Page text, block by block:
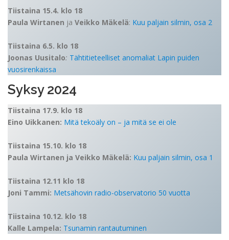
Tiistaina 15.4. klo 18
Paula Wirtanen ja Veikko Mäkelä: Kuu paljain silmin, osa 2
Tiistaina 6.5. klo 18
Joonas Uusitalo: Tähtitieteelliset anomaliat Lapin puiden
vuosirenkaissa
Syksy 2024
Tiistaina 17.9. klo 18
Eino Uikkanen: Mitä tekoäly on – ja mitä se ei ole
Tiistaina 15.10. klo 18
Paula Wirtanen ja Veikko Mäkelä: Kuu paljain silmin, osa 1
Tiistaina 12.11 klo 18
Joni Tammi: Metsähovin radio-observatorio 50 vuotta
Tiistaina 10.12. klo 18
Kalle Lampela: Tsunamin rantautuminen